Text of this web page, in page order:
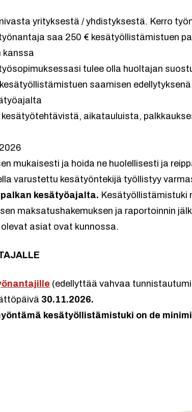
yrityksestä / yhdistyksestä. Kerro
saa 250 € kesätyöllistämistuen
tulee olla huoltajan
saamisen
aikatauluista,
mukaisesti ja hoida ne huolellisesti ja
varustettu kesätyöntekijä työllistyy
kesätyöajalta. Kesätyöllistämistuki
maksatushakemuksen ja raportoinnin
asiat ovat kunnossa.
(edellyttää vahvaa
30.11.2026.
kesätyöllistämistuki on de